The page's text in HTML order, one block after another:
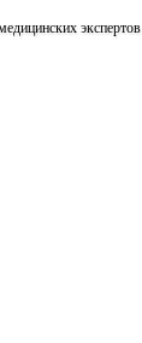
экспертов